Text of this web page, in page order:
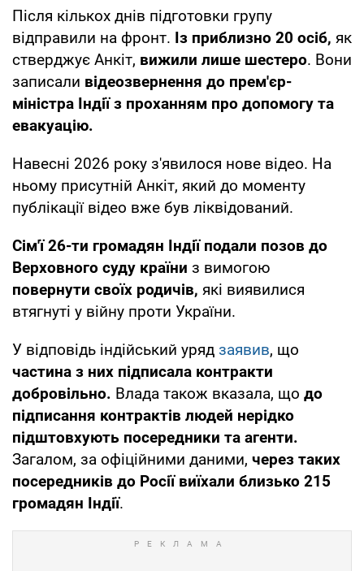
Після кількох днів підготовки групу
відправили на фронт. Із приблизно 20 осіб, як
стверджує Анкіт, вижили лише шестеро. Вони
записали відеозвернення до прем'єр-
міністра Індії з проханням про допомогу та
евакуацію.
Навесні 2026 року з'явилося нове відео. На
ньому присутній Анкіт, який до моменту
публікації відео вже був ліквідований.
Сім'ї 26-ти громадян Індії подали позов до
Верховного суду країни з вимогою
повернути своїх родичів, які виявилися
втягнуті у війну проти України.
У відповідь індійський уряд заявив, що
частина з них підписала контракти
добровільно. Влада також вказала, що до
підписання контрактів людей нерідко
підштовхують посередники та агенти.
Загалом, за офіційними даними, через таких
посередників до Росії виїхали близько 215
громадян Індії.